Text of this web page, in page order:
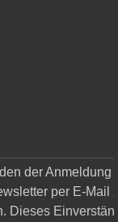
der Anmeldung
per E-Mail
Dieses